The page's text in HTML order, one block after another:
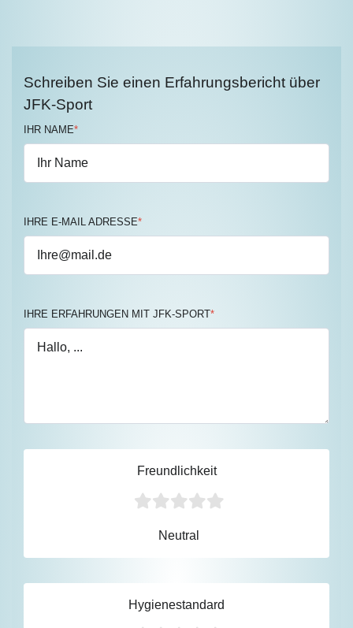
Schreiben Sie einen Erfahrungsbericht über
JFK-Sport
IHR NAME*
IHRE E-MAIL ADRESSE*
IHRE ERFAHRUNGEN MIT JFK-SPORT*
Freundlichkeit
Neutral
Hygienestandard